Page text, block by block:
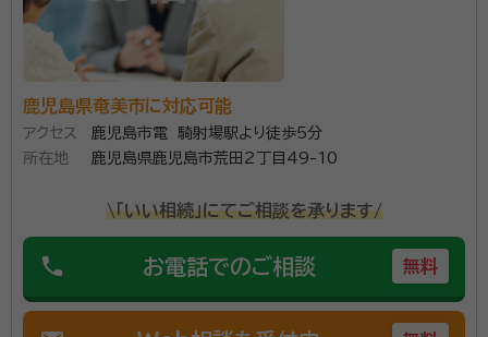
鹿児島県奄美市に対応可能
アクセス
鹿児島市電 騎射場駅より徒歩5分
所在地
鹿児島県鹿児島市荒田2丁目49-10
\「いい相続」にてご相談を承ります/
phone お電話でのご相談 無料